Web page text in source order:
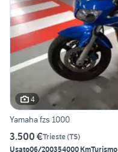
4
Yamaha fzs 1000
3.500 €Trieste(TS)
Usato06/200354000 KmTurismo